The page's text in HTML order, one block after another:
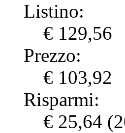
Listino:
€ 129,56
Prezzo:
€ 103,92
Risparmi:
€ 25,64